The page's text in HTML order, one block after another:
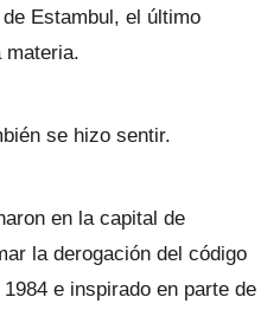
Estambul, el último
materia.
se hizo sentir.
en la capital de
la derogación del código
e inspirado en parte de